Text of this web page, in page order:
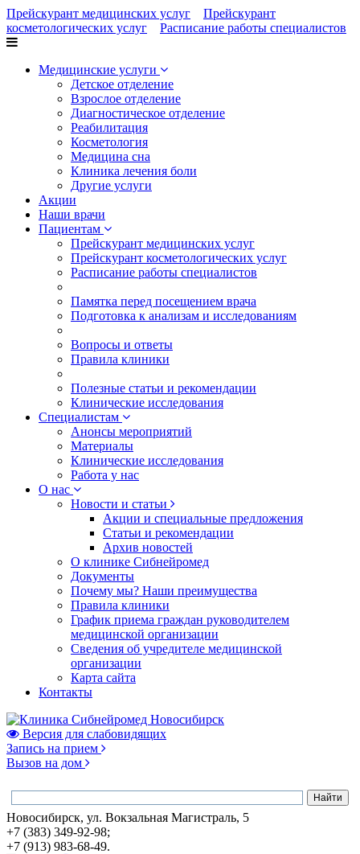
Прейскурант медицинских услуг
Прейскурант
косметологических услуг
Расписание работы специалистов
Медицинские услуги
Детское отделение
Взрослое отделение
Диагностическое отделение
Реабилитация
Косметология
Медицина сна
Клиника лечения боли
Другие услуги
Акции
Наши врачи
Пациентам
Прейскурант медицинских услуг
Прейскурант косметологических услуг
Расписание работы специалистов
Памятка перед посещением врача
Подготовка к анализам и исследованиям
Вопросы и ответы
Правила клиники
Полезные статьи и рекомендации
Клинические исследования
Специалистам
Анонсы мероприятий
Материалы
Клинические исследования
Работа у нас
О нас
Новости и статьи
Акции и специальные предложения
Статьи и рекомендации
Архив новостей
О клинике Сибнейромед
Документы
Почему мы? Наши преимущества
Правила клиники
График приема граждан руководителем
медицинской организации
Сведения об учредителе медицинской
организации
Карта сайта
Контакты
Версия для слабовидящих
Запись на прием
Вызов на дом
Новосибирск, ул. Вокзальная Магистраль, 5
+7 (383) 349-92-98;
+7 (913) 983-68-49.